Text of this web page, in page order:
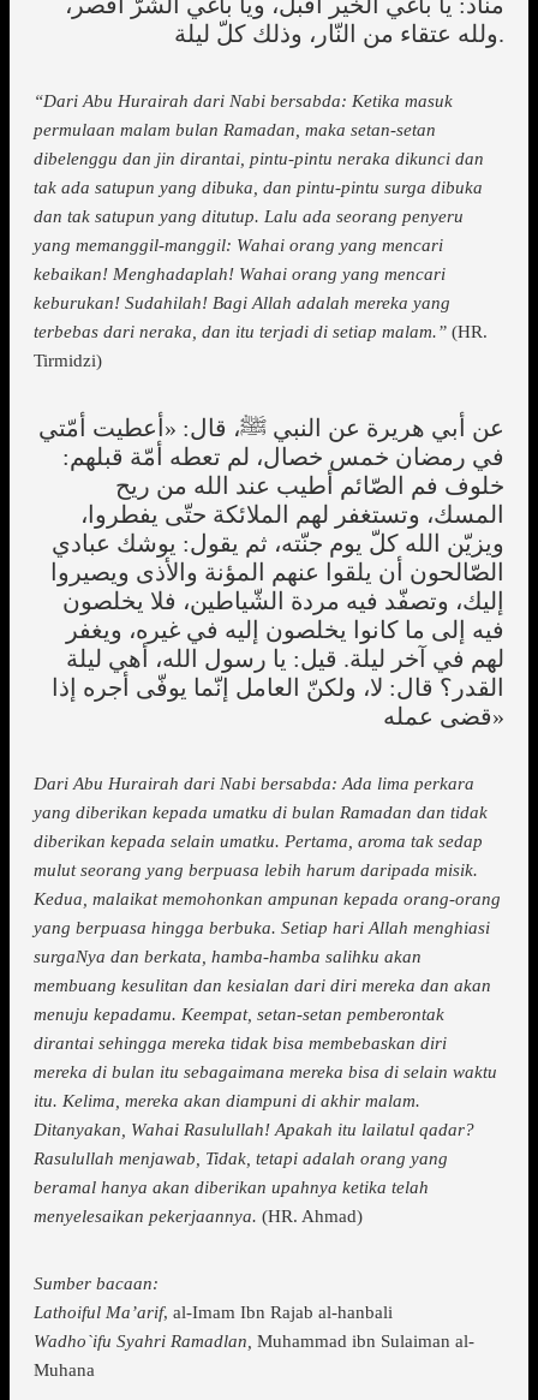
ولله عتقاء من النّار، وذلك كلّ ليلة.
“Dari Abu Hurairah dari Nabi bersabda: Ketika masuk
permulaan malam bulan Ramadan, maka setan-setan
dibelenggu dan jin dirantai, pintu-pintu neraka dikunci dan
tak ada satupun yang dibuka, dan pintu-pintu surga dibuka
dan tak satupun yang ditutup. Lalu ada seorang penyeru
yang memanggil-manggil: Wahai orang yang mencari
kebaikan! Menghadaplah! Wahai orang yang mencari
keburukan! Sudahilah! Bagi Allah adalah mereka yang
terbebas dari neraka, dan itu terjadi di setiap malam.” (HR.
Tirmidzi)
عن أبي هريرة عن النبي ﷺ، قال: «أعطيت أمّتي
في رمضان خمس خصال، لم تعطه أمّة قبلهم:
خلوف فم الصّائم أطيب عند الله من ريح
المسك، وتستغفر لهم الملائكة حتّى يفطروا،
ويزيّن الله كلّ يوم جنّته، ثم يقول: يوشك عبادي
الصّالحون أن يلقوا عنهم المؤنة والأذى ويصيروا
إليك، وتصفّد فيه مردة الشّياطين، فلا يخلصون
فيه إلى ما كانوا يخلصون إليه في غيره، ويغفر
لهم في آخر ليلة. قيل: يا رسول الله، أهي ليلة
القدر؟ قال: لا، ولكنّ العامل إنّما يوفّى أجره إذا
قضى عمله»
Dari Abu Hurairah dari Nabi bersabda: Ada lima perkara
yang diberikan kepada umatku di bulan Ramadan dan tidak
diberikan kepada selain umatku. Pertama, aroma tak sedap
mulut seorang yang berpuasa lebih harum daripada misik.
Kedua, malaikat memohonkan ampunan kepada orang-orang
yang berpuasa hingga berbuka. Setiap hari Allah menghiasi
surgaNya dan berkata, hamba-hamba salihku akan
membuang kesulitan dan kesialan dari diri mereka dan akan
menuju kepadamu. Keempat, setan-setan pemberontak
dirantai sehingga mereka tidak bisa membebaskan diri
mereka di bulan itu sebagaimana mereka bisa di selain waktu
itu. Kelima, mereka akan diampuni di akhir malam.
Ditanyakan, Wahai Rasulullah! Apakah itu lailatul qadar?
Rasulullah menjawab, Tidak, tetapi adalah orang yang
beramal hanya akan diberikan upahnya ketika telah
menyelesaikan pekerjaannya. (HR. Ahmad)
Sumber bacaan:
Lathoiful Ma’arif, al-Imam Ibn Rajab al-hanbali
Wadho`ifu Syahri Ramadlan, Muhammad ibn Sulaiman al-
Muhana